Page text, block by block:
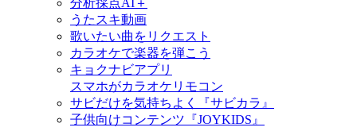
分析採点AI＋
うたスキ動画
歌いたい曲をリクエスト
カラオケで楽器を弾こう
キョクナビアプリ
スマホがカラオケリモコン
サビだけを気持ちよく『サビカラ』
子供向けコンテンツ『JOYKIDS』